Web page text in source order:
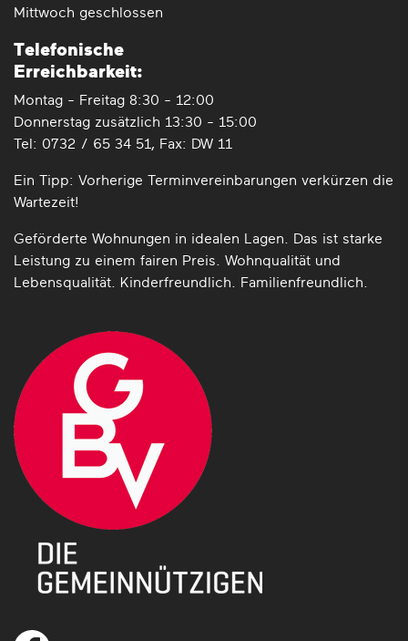
Mittwoch geschlossen
Telefonische
Erreichbarkeit:
Montag - Freitag 8:30 - 12:00
Donnerstag zusätzlich 13:30 - 15:00
Tel: 0732 / 65 34 51, Fax: DW 11
Ein Tipp: Vorherige Termin­vereinbarungen verkürzen die
Wartezeit!
Geförderte Wohnungen in idealen Lagen. Das ist starke
Leistung zu einem fairen Preis. Wohnqualität und
Lebensqualität. Kinderfreundlich. Familienfreundlich.